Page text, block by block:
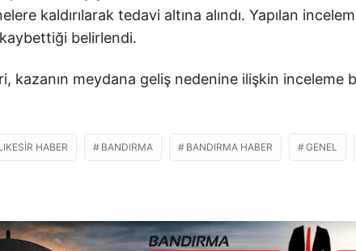
kaldırılarak tedavi altına alındı. Yapılan
belirlendi.
kazanın meydana geliş nedenine ilişkin inceleme
HABER BANDIRMA BANDIRMA HABER GENEL